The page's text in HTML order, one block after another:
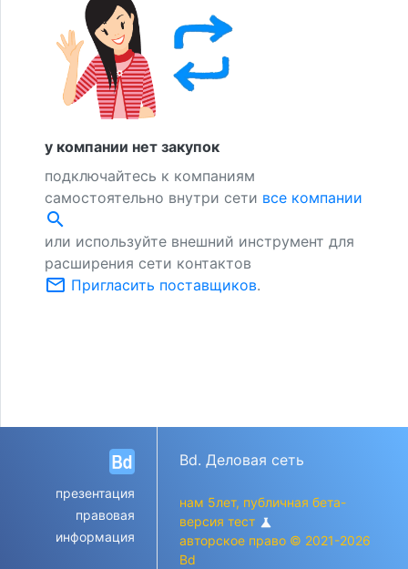
у компании нет закупок
подключайтесь к компаниям
самостоятельно внутри сети все компании
search
или используйте внешний инструмент для
расширения сети контактов
mail_outline Пригласить поставщиков.
презентация
правовая
информация
Bd. Деловая сеть
нам 5лет, публичная бета-
версия тест science
авторское право © 2021-2026
Bd